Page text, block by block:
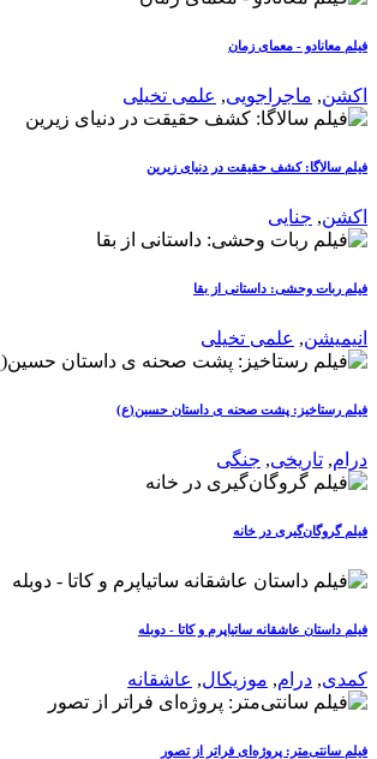
فیلم معانادو - معمای زمان
اکشن, ماجراجویی, علمی تخیلی
فیلم سالاگا: کشف حقیقت در دنیای زیرین
اکشن, جنایی
فیلم ربات وحشی: داستانی از بقا
انیمیشن, علمی تخیلی
فیلم رستاخیز: پشت صحنه ی داستان حسین(ع)
درام, تاریخی, جنگی
فیلم گروگان‌گیری در خانه
فیلم داستان عاشقانه ساتیاپرم و کاتا - دوبله
کمدی, درام, موزیکال, عاشقانه
فیلم سانتی‌متر: پروژه‌ای فراتر از تصور